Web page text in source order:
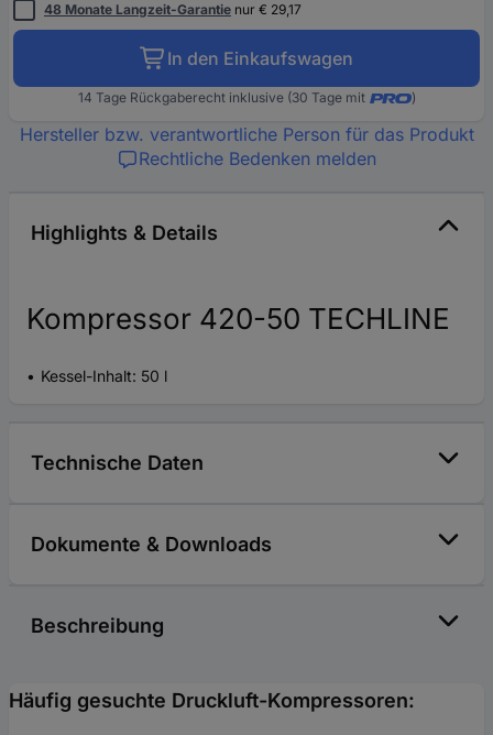
48 Monate Langzeit-Garantie nur € 29,17
In den Einkaufswagen
14 Tage Rückgaberecht inklusive (30 Tage mit )
Hersteller bzw. verantwortliche Person für das Produkt
Rechtliche Bedenken melden
Highlights & Details
Kompressor 420-50 TECHLINE
Kessel-Inhalt: 50 l
Technische Daten
Dokumente & Downloads
Beschreibung
Häufig gesuchte Druckluft-Kompressoren: